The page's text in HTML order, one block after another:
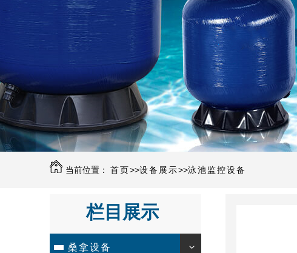
当前位置： 首页>>设备展示>>泳池监控设备
栏目展示
桑拿设备